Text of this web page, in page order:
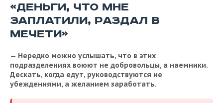
«ДЕНЬГИ, ЧТО МНЕ
ЗАПЛАТИЛИ, РАЗДАЛ В
МЕЧЕТИ»
— Нередко можно услышать, что в этих
подразделениях воюют не добровольцы, а наемники.
Дескать, когда едут, руководствуются не
убеждениями, а желанием заработать.